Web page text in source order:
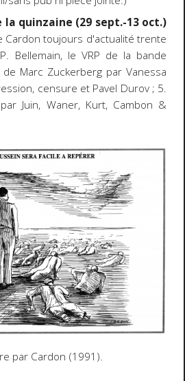
la quinzaine (29 sept.-13 oct.)
toujours d'actualité trente
Bellemain, le VRP de la bande
Marc Zuckerberg par Vanessa
censure et Pavel Durov ; 5.
Juin, Waner, Kurt, Cambon &
par Cardon (1991).